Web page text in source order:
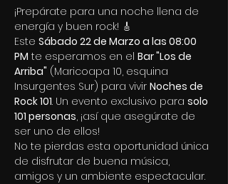
¡Prepárate para una noche llena de
energía y buen rock! 🎸
Este Sábado 22 de Marzo a las 08:00
PM te esperamos en el Bar "Los de
Arriba" (Maricoapa 10, esquina
Insurgentes Sur) para vivir Noches de
Rock 101. Un evento exclusivo para solo
101 personas, ¡así que asegúrate de
ser uno de ellos!
No te pierdas esta oportunidad única
de disfrutar de buena música,
amigos y un ambiente espectacular.